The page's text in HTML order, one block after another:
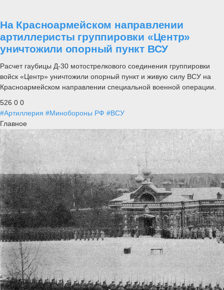
На Красноармейском направлении
артиллеристы группировки «Центр»
уничтожили опорный пункт ВСУ
Расчет гаубицы Д-30 мотострелкового соединения группировки
войск «Центр» уничтожили опорный пункт и живую силу ВСУ на
Красноармейском направлении специальной военной операции.
526 0 0
#Артиллерия #Минобороны РФ #ВСУ
Главное